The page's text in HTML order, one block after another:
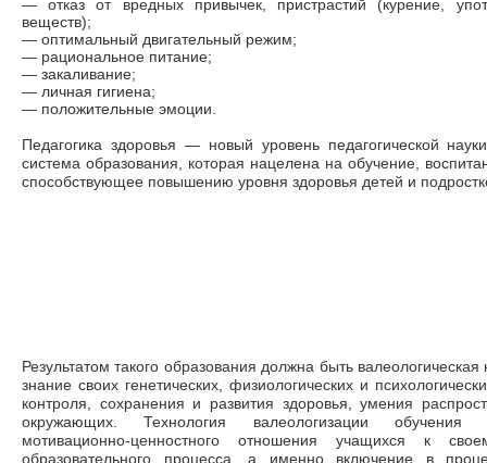
—отказ от вредных привычек, пристрастий (курение,
веществ);
— оптимальный двигательный режим;
— рациональное питание;
— закаливание;
— личная гигиена;
— положительные эмоции.
Педагогика здоровья —новый уровень педагогической
система образования, которая нацелена на обучение,
способствующее повышению уровня здоровья детей и
Результатом такого образования должна быть
знание своих генетических, физиологических и
контроля, сохранения и развития здоровья, умения
окружающих. Технология валеологизации обучения
мотивационно-ценностного отношения учащихся к
образовательного процесса, а именно включение в